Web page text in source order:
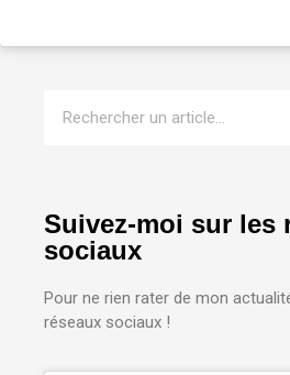
Suivez-moi sur les
sociaux
Pour ne rien rater de mon
réseaux sociaux !